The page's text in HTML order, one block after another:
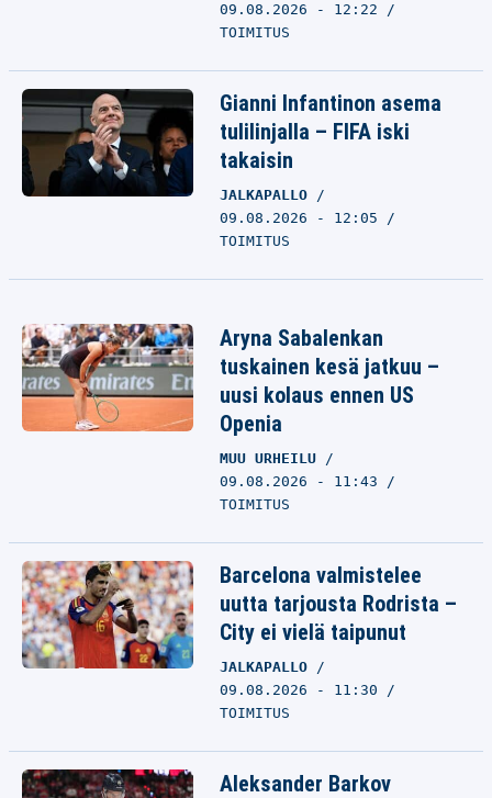
09.08.2026 - 12:22
TOIMITUS
Gianni Infantinon asema
tulilinjalla – FIFA iski
takaisin
JALKAPALLO
09.08.2026 - 12:05
TOIMITUS
Aryna Sabalenkan
tuskainen kesä jatkuu –
uusi kolaus ennen US
Openia
MUU URHEILU
09.08.2026 - 11:43
TOIMITUS
Barcelona valmistelee
uutta tarjousta Rodrista –
City ei vielä taipunut
JALKAPALLO
09.08.2026 - 11:30
TOIMITUS
Aleksander Barkov